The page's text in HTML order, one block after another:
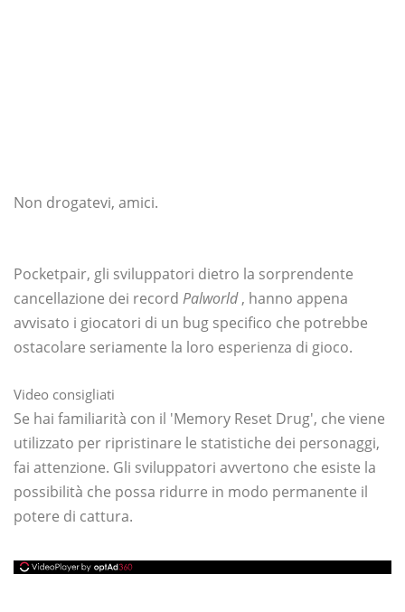
Non drogatevi, amici.
Pocketpair, gli sviluppatori dietro la sorprendente
cancellazione dei record Palworld, hanno appena
avvisato i giocatori di un bug specifico che potrebbe
ostacolare seriamente la loro esperienza di gioco.
Video consigliati
Se hai familiarità con il 'Memory Reset Drug', che viene
utilizzato per ripristinare le statistiche dei personaggi,
fai attenzione. Gli sviluppatori avvertono che esiste la
possibilità che possa ridurre in modo permanente il
potere di cattura.